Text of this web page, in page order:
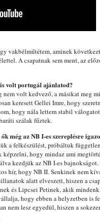
vakbélműtétem, aminek
A csapatnak sem ment, az
volt portugál ajánlatod?
volt kedvező, a másikat meg
keresett Gellei Imre, hogy
hogy nála lettem stabil
szálak fűztek.
még az NB I-es szereplésre
a felkészülést, próbáltuk
hogy mindaz ami
kezdjük az NB I-es
hír, hogy NB II. Senkinek nem
alatt elveszett, hiszen a
és Lipcsei Petinek, akik
hogy ebben a helyzetben is
nem lesz egyedül, hiszen a